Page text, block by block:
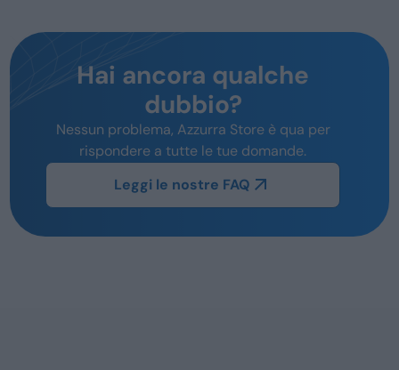
Hai ancora qualche
dubbio?
Nessun problema, Azzurra Store è qua per
rispondere a tutte le tue domande.
Leggi le nostre FAQ